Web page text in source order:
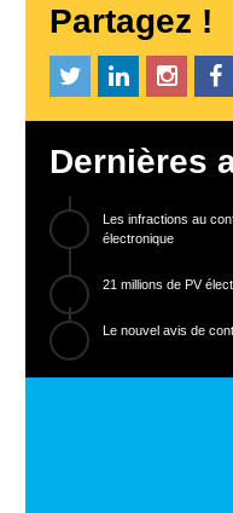
Partagez !
Dernières
Les infractions au
électronique
21 millions de PV
Le nouvel avis de